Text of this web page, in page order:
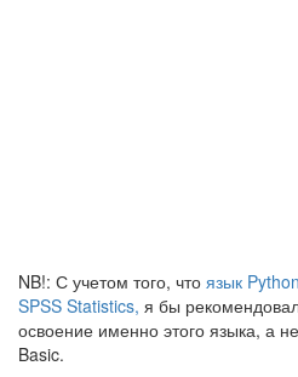
NB!: С учетом того, что язык
SPSS Statistics, я бы
освоение именно этого языка, а
Basic.